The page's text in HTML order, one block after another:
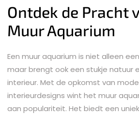
Ontdek de Pracht
Muur Aquarium
Een muur aquarium is niet alleen
maar brengt ook een stukje natuur
interieur. Met de opkomst van
interieurdesigns wint het muur
aan populariteit. Het biedt een